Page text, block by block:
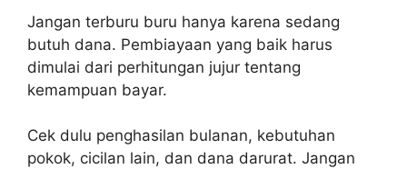
Jangan terburu buru hanya karena sedang
butuh dana. Pembiayaan yang baik harus
dimulai dari perhitungan jujur tentang
kemampuan bayar.
Cek dulu penghasilan bulanan, kebutuhan
pokok, cicilan lain, dan dana darurat. Jangan